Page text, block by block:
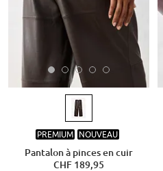
PREMIUM NOUVEAU
Pantalon à pinces en cuir
CHF 189,95